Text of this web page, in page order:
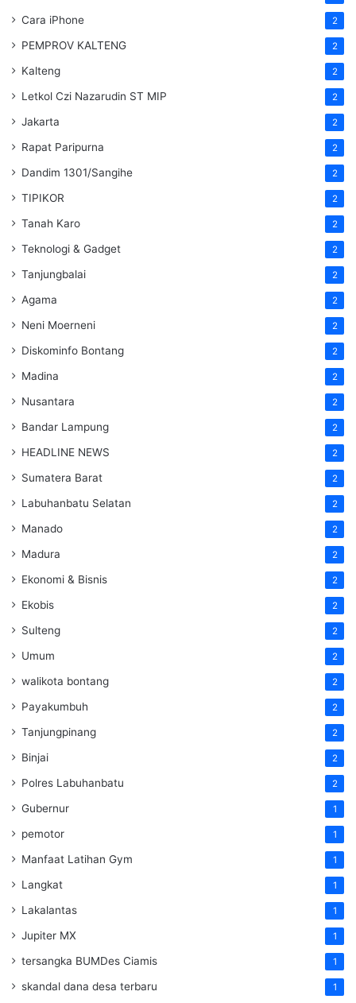
Cara iPhone 2
PEMPROV KALTENG 2
Kalteng 2
Letkol Czi Nazarudin ST MIP 2
Jakarta 2
Rapat Paripurna 2
Dandim 1301/Sangihe 2
TIPIKOR 2
Tanah Karo 2
Teknologi & Gadget 2
Tanjungbalai 2
Agama 2
Neni Moerneni 2
Diskominfo Bontang 2
Madina 2
Nusantara 2
Bandar Lampung 2
HEADLINE NEWS 2
Sumatera Barat 2
Labuhanbatu Selatan 2
Manado 2
Madura 2
Ekonomi & Bisnis 2
Ekobis 2
Sulteng 2
Umum 2
walikota bontang 2
Payakumbuh 2
Tanjungpinang 2
Binjai 2
Polres Labuhanbatu 2
Gubernur 1
pemotor 1
Manfaat Latihan Gym 1
Langkat 1
Lakalantas 1
Jupiter MX 1
tersangka BUMDes Ciamis 1
skandal dana desa terbaru 1